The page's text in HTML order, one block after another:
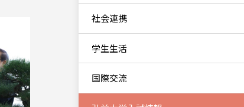
社会連携
学生生活
国際交流